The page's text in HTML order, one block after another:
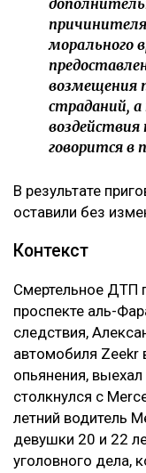
морального
возмещения
страданий, а
говорится в
В результате
оставили без
Контекст
Смертельное ДТП
проспекте аль-
следствия,
автомобиля Zeekr
опьянения,
столкнулся с
летний водитель
девушки 20 и 22
уголовного дела,